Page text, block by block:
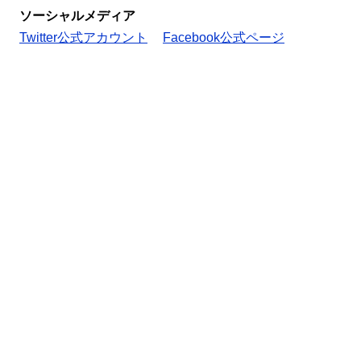
ソーシャルメディア
Twitter公式アカウント
Facebook公式ページ